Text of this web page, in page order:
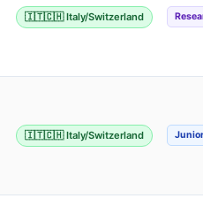
🇮🇹🇨🇭 Italy/Switzerland
🇮🇹🇨🇭 Italy/Switzerland Junior